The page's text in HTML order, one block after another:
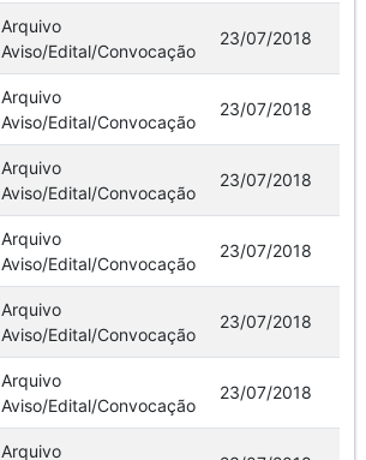
Arquivo
Aviso/Edital/Convocação
23/07/2018
Arquivo
Aviso/Edital/Convocação
23/07/2018
Arquivo
Aviso/Edital/Convocação
23/07/2018
Arquivo
Aviso/Edital/Convocação
23/07/2018
Arquivo
Aviso/Edital/Convocação
23/07/2018
Arquivo
Aviso/Edital/Convocação
23/07/2018
Arquivo